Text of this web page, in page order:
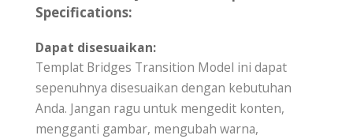
Specifications:
Dapat disesuaikan:
Templat Bridges Transition Model ini dapat
sepenuhnya disesuaikan dengan kebutuhan
Anda. Jangan ragu untuk mengedit konten,
mengganti gambar, mengubah warna,